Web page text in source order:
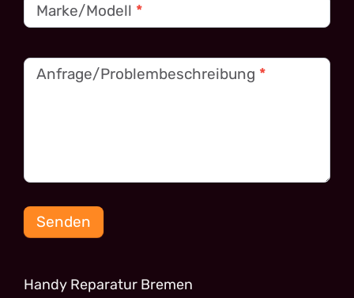
Marke/Modell *
Anfrage/Problembeschreibung *
Senden
Handy Reparatur Bremen